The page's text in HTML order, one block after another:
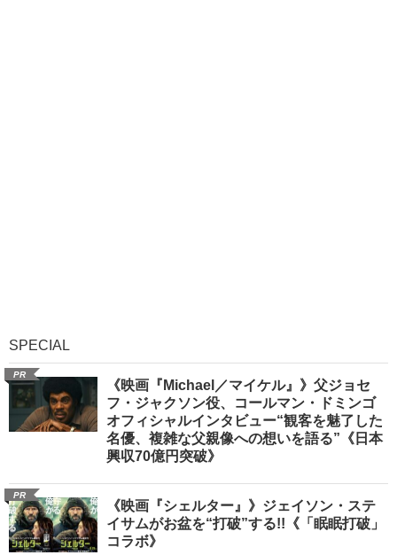
SPECIAL
PR
《映画『Michael／マイケル』》父ジョセ
フ・ジャクソン役、コールマン・ドミンゴ
オフィシャルインタビュー“観客を魅了した
名優、複雑な父親像への想いを語る”《日本
興収70億円突破》
PR
《映画『シェルター』》ジェイソン・ステ
イサムがお盆を“打破”する!!《「眠眠打破」
コラボ》